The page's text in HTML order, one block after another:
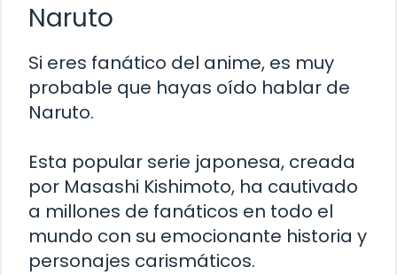
Naruto
Si eres fanático del anime, es muy
probable que hayas oído hablar de
Naruto.
Esta popular serie japonesa, creada
por Masashi Kishimoto, ha cautivado
a millones de fanáticos en todo el
mundo con su emocionante historia y
personajes carismáticos.